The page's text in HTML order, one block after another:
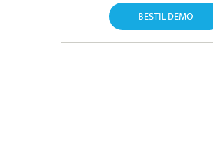
BESTIL DEMO